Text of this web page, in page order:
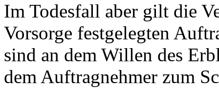
Im Todesfall aber gilt die
Vorsorge festgelegten
sind an dem Willen des
dem Auftragnehmer zum